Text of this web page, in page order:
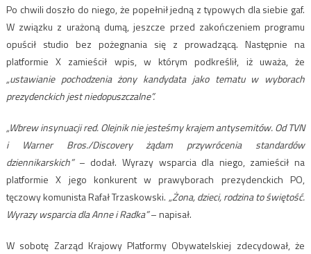
Po chwili doszło do niego, że popełnił jedną z typowych dla siebie gaf.
W związku z urażoną dumą, jeszcze przed zakończeniem programu
opuścił studio bez pożegnania się z prowadzącą. Następnie na
platformie X zamieścił wpis, w którym podkreślił, iż uważa, że
„ustawianie pochodzenia żony kandydata jako tematu w wyborach
prezydenckich jest niedopuszczalne”.
„Wbrew insynuacji red. Olejnik nie jesteśmy krajem antysemitów. Od TVN
i Warner Bros./Discovery żądam przywrócenia standardów
dziennikarskich”– dodał. Wyrazy wsparcia dla niego, zamieścił na
platformie X jego konkurent w prawyborach prezydenckich PO,
tęczowy komunista Rafał Trzaskowski. „Żona, dzieci, rodzina to świętość.
Wyrazy wsparcia dla Anne i Radka”– napisał.
W sobotę Zarząd Krajowy Platformy Obywatelskiej zdecydował, że